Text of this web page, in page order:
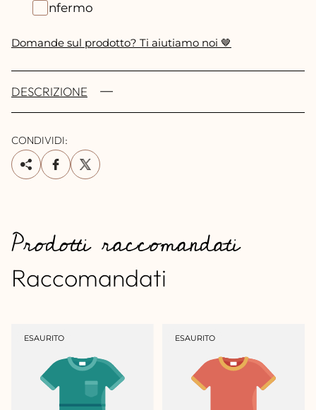
Confermo
Domande sul prodotto? Ti aiutiamo noi 🤎
DESCRIZIONE
CONDIVIDI:
Prodotti raccomandati
Raccomandati
ETICHETTA
PRODOTTO:
ESAURITO
ETICHETTA
PRODOTTO:
ESAURITO